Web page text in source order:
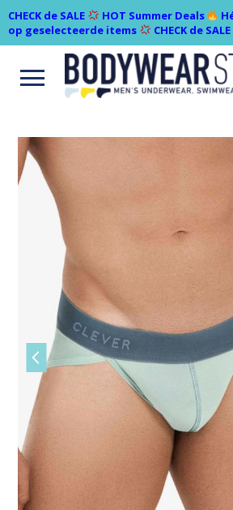
CHECK de SALE HOT Summer Deals
op geselecteerde items
CHECK de SALE
Open
Vorige
slide